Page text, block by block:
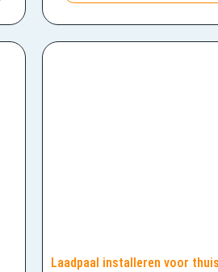
Laadpaal installeren voor